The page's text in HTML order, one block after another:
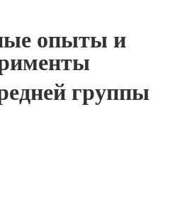
опыты и
группы